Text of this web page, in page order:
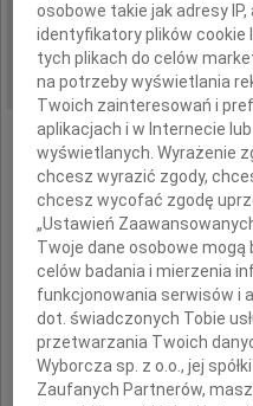
REGION: Szczecin
DATA EMISJI: 07.05.2010
Z
osobowe takie jak adresy
identyfikatory plików cookie
tych plikach do celów
na potrzeby wyświetlania
Twoich zainteresowań i
aplikacjach i w Internecie
wyświetlanych. Wyrażenie
chcesz wyrazić zgody,
chcesz wycofać zgodę
„Ustawień
Twoje dane osobowe
celów badania i mierzenia
funkcjonowania serwisów i
dot. świadczonych Tobie
przetwarzania Twoich
Wyborcza sp. z o.o., jej
Zaufanych Partnerów,